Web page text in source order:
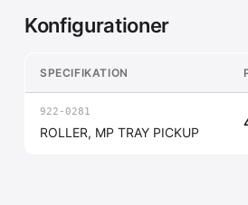
Konfigurationer
SPECIFIKATION
922-0281
ROLLER, MP TRAY PICKUP